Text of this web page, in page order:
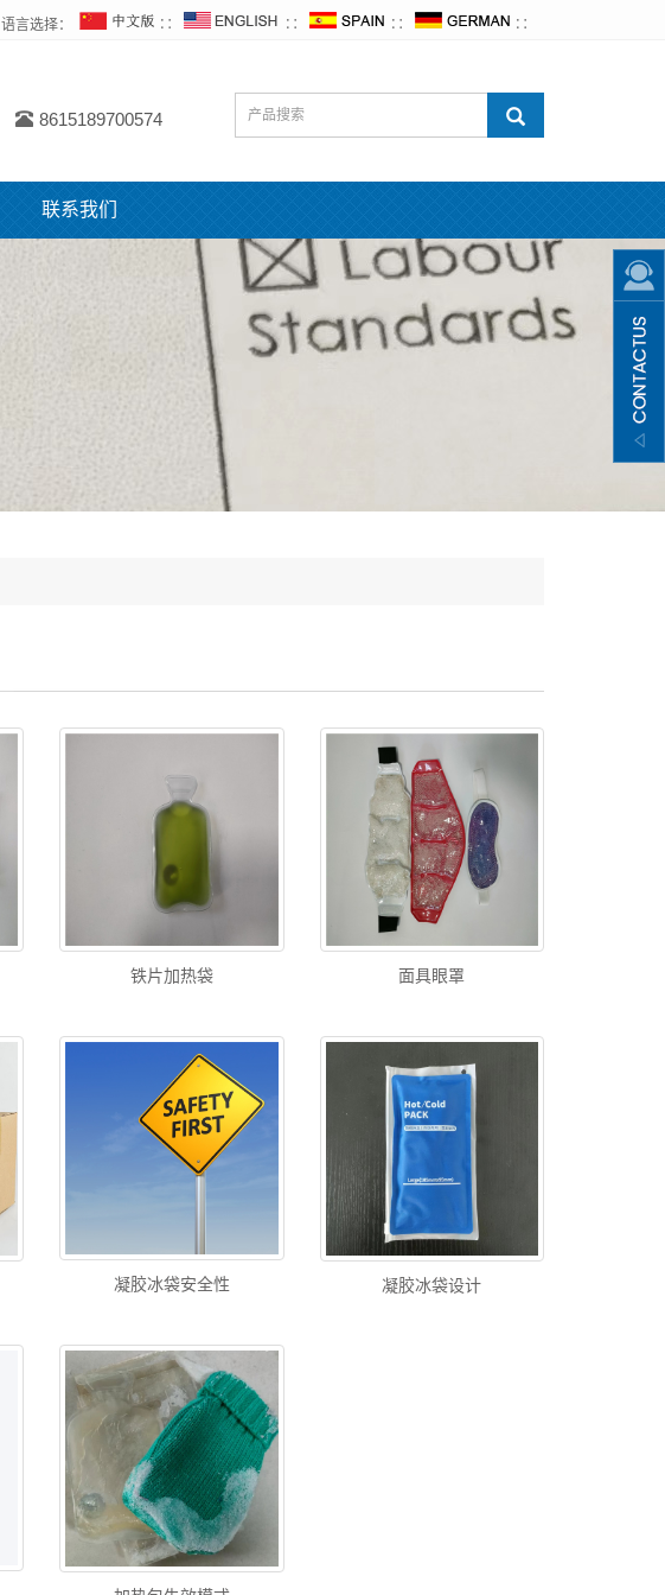
语言选择： ∷ ∷ ∷ ∷
8615189700574
联系我们
铁片加热袋 面具眼罩
凝胶冰袋安全性 凝胶冰袋设计